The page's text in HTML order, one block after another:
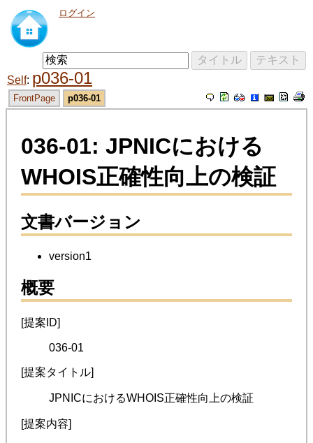
ログイン
Self p036-01
FrontPage p036-01
036-01: JPNICにおける
WHOIS正確性向上の検証
文書バージョン
version1
概要
[提案ID]
036-01
[提案タイトル]
JPNICにおけるWHOIS正確性向上の検証
[提案内容]